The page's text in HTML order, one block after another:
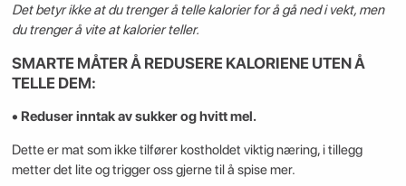
Det betyr ikke at du trenger å telle kalorier for å gå ned i vekt, men
du trenger å vite at kalorier teller.
SMARTE MÅTER Å REDUSERE KALORIENE UTEN Å
TELLE DEM:
• Reduser inntak av sukker og hvitt mel.
Dette er mat som ikke tilfører kostholdet viktig næring, i tillegg
metter det lite og trigger oss gjerne til å spise mer.